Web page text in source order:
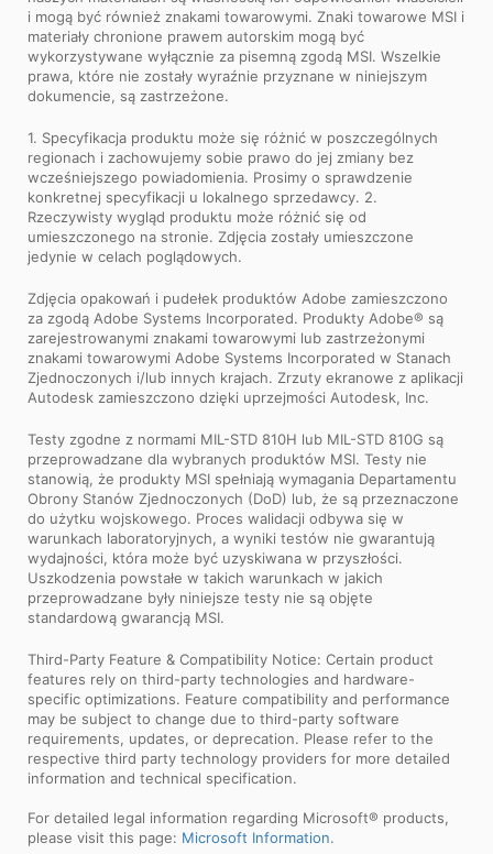
i mogą być również znakami towarowymi. Znaki towarowe MSI i
materiały chronione prawem autorskim mogą być
wykorzystywane wyłącznie za pisemną zgodą MSI. Wszelkie
prawa, które nie zostały wyraźnie przyznane w niniejszym
dokumencie, są zastrzeżone.
1. Specyfikacja produktu może się różnić w poszczególnych
regionach i zachowujemy sobie prawo do jej zmiany bez
wcześniejszego powiadomienia. Prosimy o sprawdzenie
konkretnej specyfikacji u lokalnego sprzedawcy. 2.
Rzeczywisty wygląd produktu może różnić się od
umieszczonego na stronie. Zdjęcia zostały umieszczone
jedynie w celach poglądowych.
Zdjęcia opakowań i pudełek produktów Adobe zamieszczono
za zgodą Adobe Systems Incorporated. Produkty Adobe® są
zarejestrowanymi znakami towarowymi lub zastrzeżonymi
znakami towarowymi Adobe Systems Incorporated w Stanach
Zjednoczonych i/lub innych krajach. Zrzuty ekranowe z aplikacji
Autodesk zamieszczono dzięki uprzejmości Autodesk, Inc.
Testy zgodne z normami MIL-STD 810H lub MIL-STD 810G są
przeprowadzane dla wybranych produktów MSI. Testy nie
stanowią, że produkty MSI spełniają wymagania Departamentu
Obrony Stanów Zjednoczonych (DoD) lub, że są przeznaczone
do użytku wojskowego. Proces walidacji odbywa się w
warunkach laboratoryjnych, a wyniki testów nie gwarantują
wydajności, która może być uzyskiwana w przyszłości.
Uszkodzenia powstałe w takich warunkach w jakich
przeprowadzane były niniejsze testy nie są objęte
standardową gwarancją MSI.
Third-Party Feature & Compatibility Notice: Certain product
features rely on third-party technologies and hardware-
specific optimizations. Feature compatibility and performance
may be subject to change due to third-party software
requirements, updates, or deprecation. Please refer to the
respective third party technology providers for more detailed
information and technical specification.
For detailed legal information regarding Microsoft® products,
please visit this page: Microsoft Information.